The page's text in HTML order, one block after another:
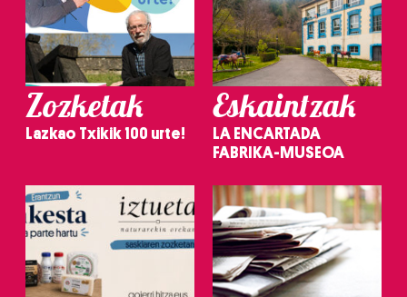
Zozketak
Lazkao Txikik 100 urte!
Eskaintzak
LA ENCARTADA
FABRIKA-MUSEOA